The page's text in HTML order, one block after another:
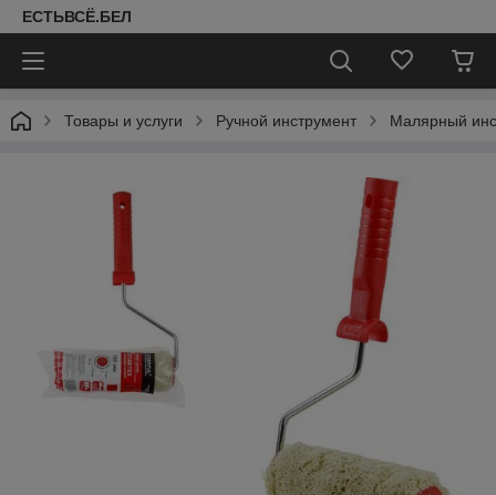
ЕСТЬВСЁ.БЕЛ
Товары и услуги Ручной инструмент Малярный